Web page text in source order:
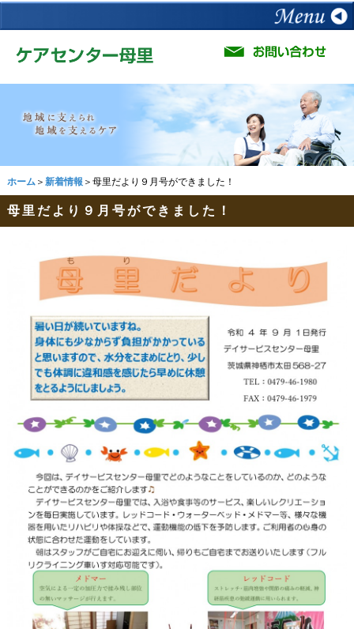
ホーム＞ 新着情報 ＞母里だより９月号ができました！
母里だより９月号ができました！